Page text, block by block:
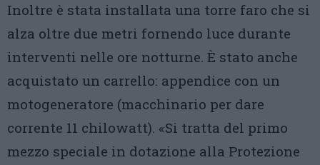
Inoltre è stata installata una torre faro che si
alza oltre due metri fornendo luce durante
interventi nelle ore notturne. È stato anche
acquistato un carrello: appendice con un
motogeneratore (macchinario per dare
corrente 11 chilowatt). «Si tratta del primo
mezzo speciale in dotazione alla Protezione